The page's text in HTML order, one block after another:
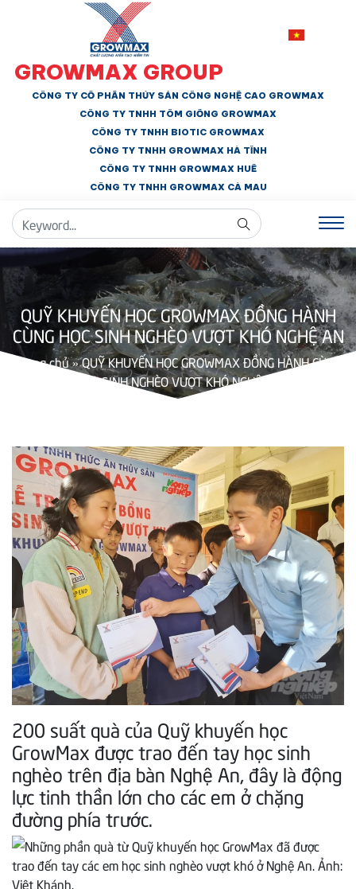
GROWMAX GROUP
CÔNG TY CỔ PHẦN THỦY SẢN CÔNG NGHỆ CAO GROWMAX
CÔNG TY TNHH TÔM GIỐNG GROWMAX
CÔNG TY TNHH BIOTIC GROWMAX
CÔNG TY TNHH GROWMAX HÀ TĨNH
CÔNG TY TNHH GROWMAX HUẾ
CÔNG TY TNHH GROWMAX CÀ MAU
QUỸ KHUYẾN HỌC GROWMAX ĐỒNG HÀNH
CÙNG HỌC SINH NGHÈO VƯỢT KHÓ NGHỆ AN
Trang chủ»QUỸ KHUYẾN HỌC GROWMAX ĐỒNG HÀNH CÙNG
HỌC SINH NGHÈO VƯỢT KHÓ NGHỆ AN
200 suất quà của Quỹ khuyến học
GrowMax được trao đến tay học sinh
nghèo trên địa bàn Nghệ An, đây là động
lực tinh thần lớn cho các em ở chặng
đường phía trước.